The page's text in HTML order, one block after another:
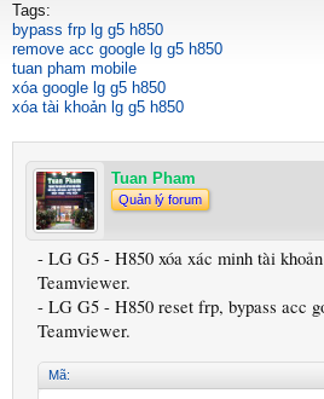
Tags:
bypass frp lg g5 h850
remove acc google lg g5 h850
tuan pham mobile
xóa google lg g5 h850
xóa tài khoản lg g5 h850
Tuan Pham
Quản lý forum
- LG G5 - H850 xóa xác minh tài
Teamviewer.
- LG G5 - H850 reset frp, bypass acc
Teamviewer.
Mã: